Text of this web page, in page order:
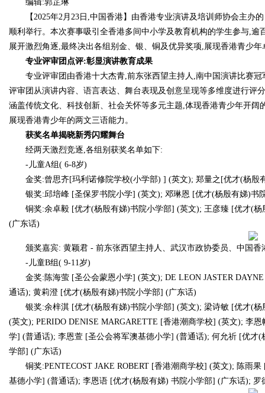
编辑:郭芷琳
【2025年2月23日,中国香港】由香港专业演讲及培训师协会主办
顺利举行。本次赛事吸引全香港多间中小学及教育机构的学生参与,
展开激烈角逐,最终决出各组别金、银、铜及优异奖项,展现香港青少
专业评审团点评:彰显演讲教育成果
专业评审团由香港十大杰青,前东张西望主持人,南中国演讲比赛
评审团从演讲内容、语言表达、舞台表现及创意呈现等多维度进行评
涵盖传统文化、科技创新、社会关怀等多元主题,体现香港青少年开
展现香港青少年的两文三语能力。
获奖名单揭晓新秀闪耀舞台
经两天激烈竞逐,各组别获奖名单如下:
-儿童A组( 6-8岁)
金奖:曾思齐[玛利诺修院学校(小学部) ] (英文); 郑量之[优才(杨
银奖:邱培峰 [圣保罗书院小学] (英文); 邓琳恩 [优才(杨殷有娣)
铜奖:余卓毅 [优才(杨殷有娣)书院小学部] (英文); 王彦臻 [优才(
(广东话)
颁奖嘉宾: 黄颖君 - 前东张西望主持人、武汉市政协委员、中国
-儿童B组( 9-11岁)
金奖:陈海萤 [圣公会蒙恩小学] (英文); DE LEON JASTER
通话); 黄莉澄 [优才(杨殷有娣)书院小学部] (广东话)
银奖:余梓淇 [优才(杨殷有娣)书院小学部] (英文); 梁诗敏 [优才(
(英文); PERIDO DENISE MARGARETTE [香港潮商学校] (英文); 李
学] (普通话); 李恩萱 [圣公会将军澳基德小学] (普通话); 何允祈 [优
学部] (广东话)
铜奖:PENTECOST JAKE ROBERT [香港潮商学校] (英文); 陈雨
基德小学] (普通话); 李恩语 [优才(杨殷有娣) 书院小学部] (广东话);